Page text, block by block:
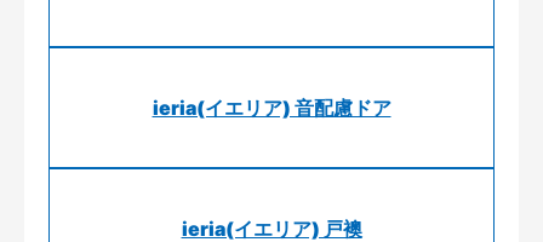
ieria(イエリア) 音配慮ドア
ieria(イエリア) 戸襖